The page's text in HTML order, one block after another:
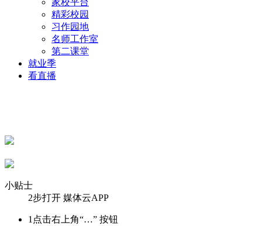
家校平台
精彩校园
习作园地
名师工作室
第二课堂
就业季
看直播
小贴士
2步打开 媒体云APP
1 点击右上角“…” 按钮